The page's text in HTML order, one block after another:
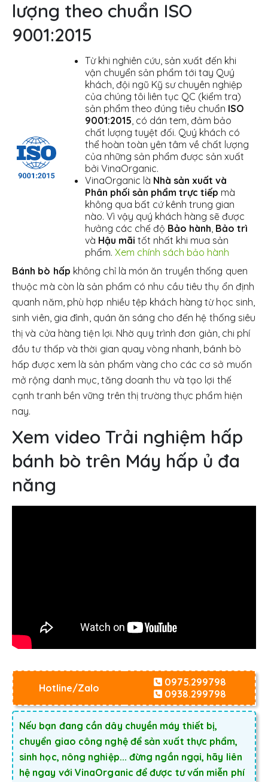
lượng theo chuẩn ISO
9001:2015
Từ khi nghiên cứu, sản xuất đến khi
vận chuyển sản phẩm tới tay Quý
khách, đội ngũ Kỹ sư chuyên nghiệp
của chúng tôi liên tục QC (kiểm tra)
sản phẩm theo đúng tiêu chuẩn ISO
9001:2015 , có dán tem, đảm bảo
chất lượng tuyệt đối. Quý khách có
thể hoàn toàn yên tâm về chất lượng
của những sản phẩm được sản xuất
bởi VinaOrganic.
VinaOrganic là Nhà sản xuất và
Phân phối sản phẩm trực tiếp mà
không qua bất cứ kênh trung gian
nào. Vì vậy quý khách hàng sẽ được
hưởng các chế độ Bảo hành Bảo trì
và Hậu mãi tốt nhất khi mua sản
phẩm. Xem chính sách bảo hành
Bánh bò hấp không chỉ là món ăn truyền thống quen
thuộc mà còn là sản phẩm có nhu cầu tiêu thụ ổn định
quanh năm, phù hợp nhiều tệp khách hàng từ học sinh,
sinh viên, gia đình, quán ăn sáng cho đến hệ thống siêu
thị và cửa hàng tiện lợi. Nhờ quy trình đơn giản, chi phí
đầu tư thấp và thời gian quay vòng nhanh, bánh bò
hấp được xem là sản phẩm vàng cho các cơ sở muốn
mở rộng danh mục, tăng doanh thu và tạo lợi thế
cạnh tranh bền vững trên thị trường thực phẩm hiện
nay.
Xem video Trải nghiệm hấp
bánh bò trên Máy hấp ủ đa
năng
Hotline/Zalo
0975.299798
0938.299798
Nếu bạn đang cần dây chuyền máy thiết bị,
chuyển giao công nghệ để sản xuất thực phẩm,
sinh học, nông nghiệp... đừng ngần ngại, hãy liên
hệ ngay với VinaOrganic để được tư vấn miễn phí